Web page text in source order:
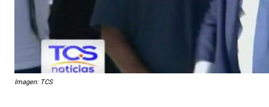
Imagen: TCS